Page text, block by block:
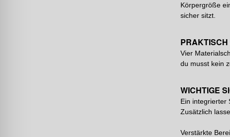
Körpergröße
sicher sitzt.
Vier
du musst kein
WICHTIGE
Ein integrierter
Zusätzlich
Verstärkte